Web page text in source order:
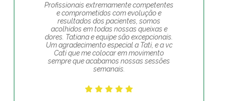
Profissionais extremamente competentes
e comprometidos com evolução e
resultados dos pacientes, somos
acolhidos em todas nossas queixas e
dores. Tatiana e equipe são excepcionais.
Um agradecimento especial a Tati, e a vc
Cati que me colocar em movimento
sempre que acabamos nossas sessões
semanais.